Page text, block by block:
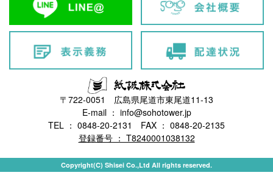
〒722-0051 広島県尾道市東尾道11-13
E-mail ： info@sohotower.jp
TEL ： 0848-20-2131 FAX ： 0848-20-2135
登録番号 ： T8240001038132
Copyright(C) Shisei Co.,Ltd All rights reserved.